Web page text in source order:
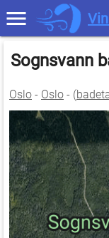
Sognsvann
Oslo - Oslo - (